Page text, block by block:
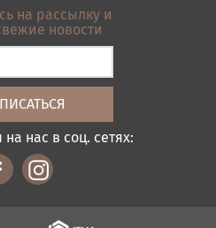
покупки
на рассылку и
новости
нас в соц. сетях: